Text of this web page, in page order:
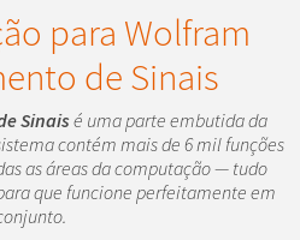
para Wolfram
de Sinais
Sinais é uma parte embutida da
contém mais de 6 mil funções
as áreas da computação — tudo
que funcione perfeitamente em